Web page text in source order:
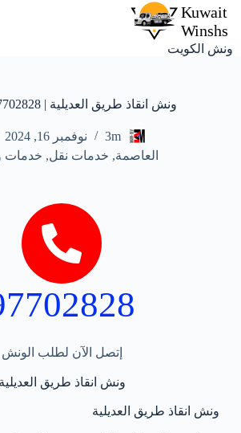
ونش الكويت
ونش انقاذ طريق العديلية | 97702828
3m
نوفمبر 16, 2024
العاصمة, خدمات نقل, خدمات
إتصل الآن لطلب الونش
ونش انقاذ طريق العديلية
ونش انقاذ طريق العديلية